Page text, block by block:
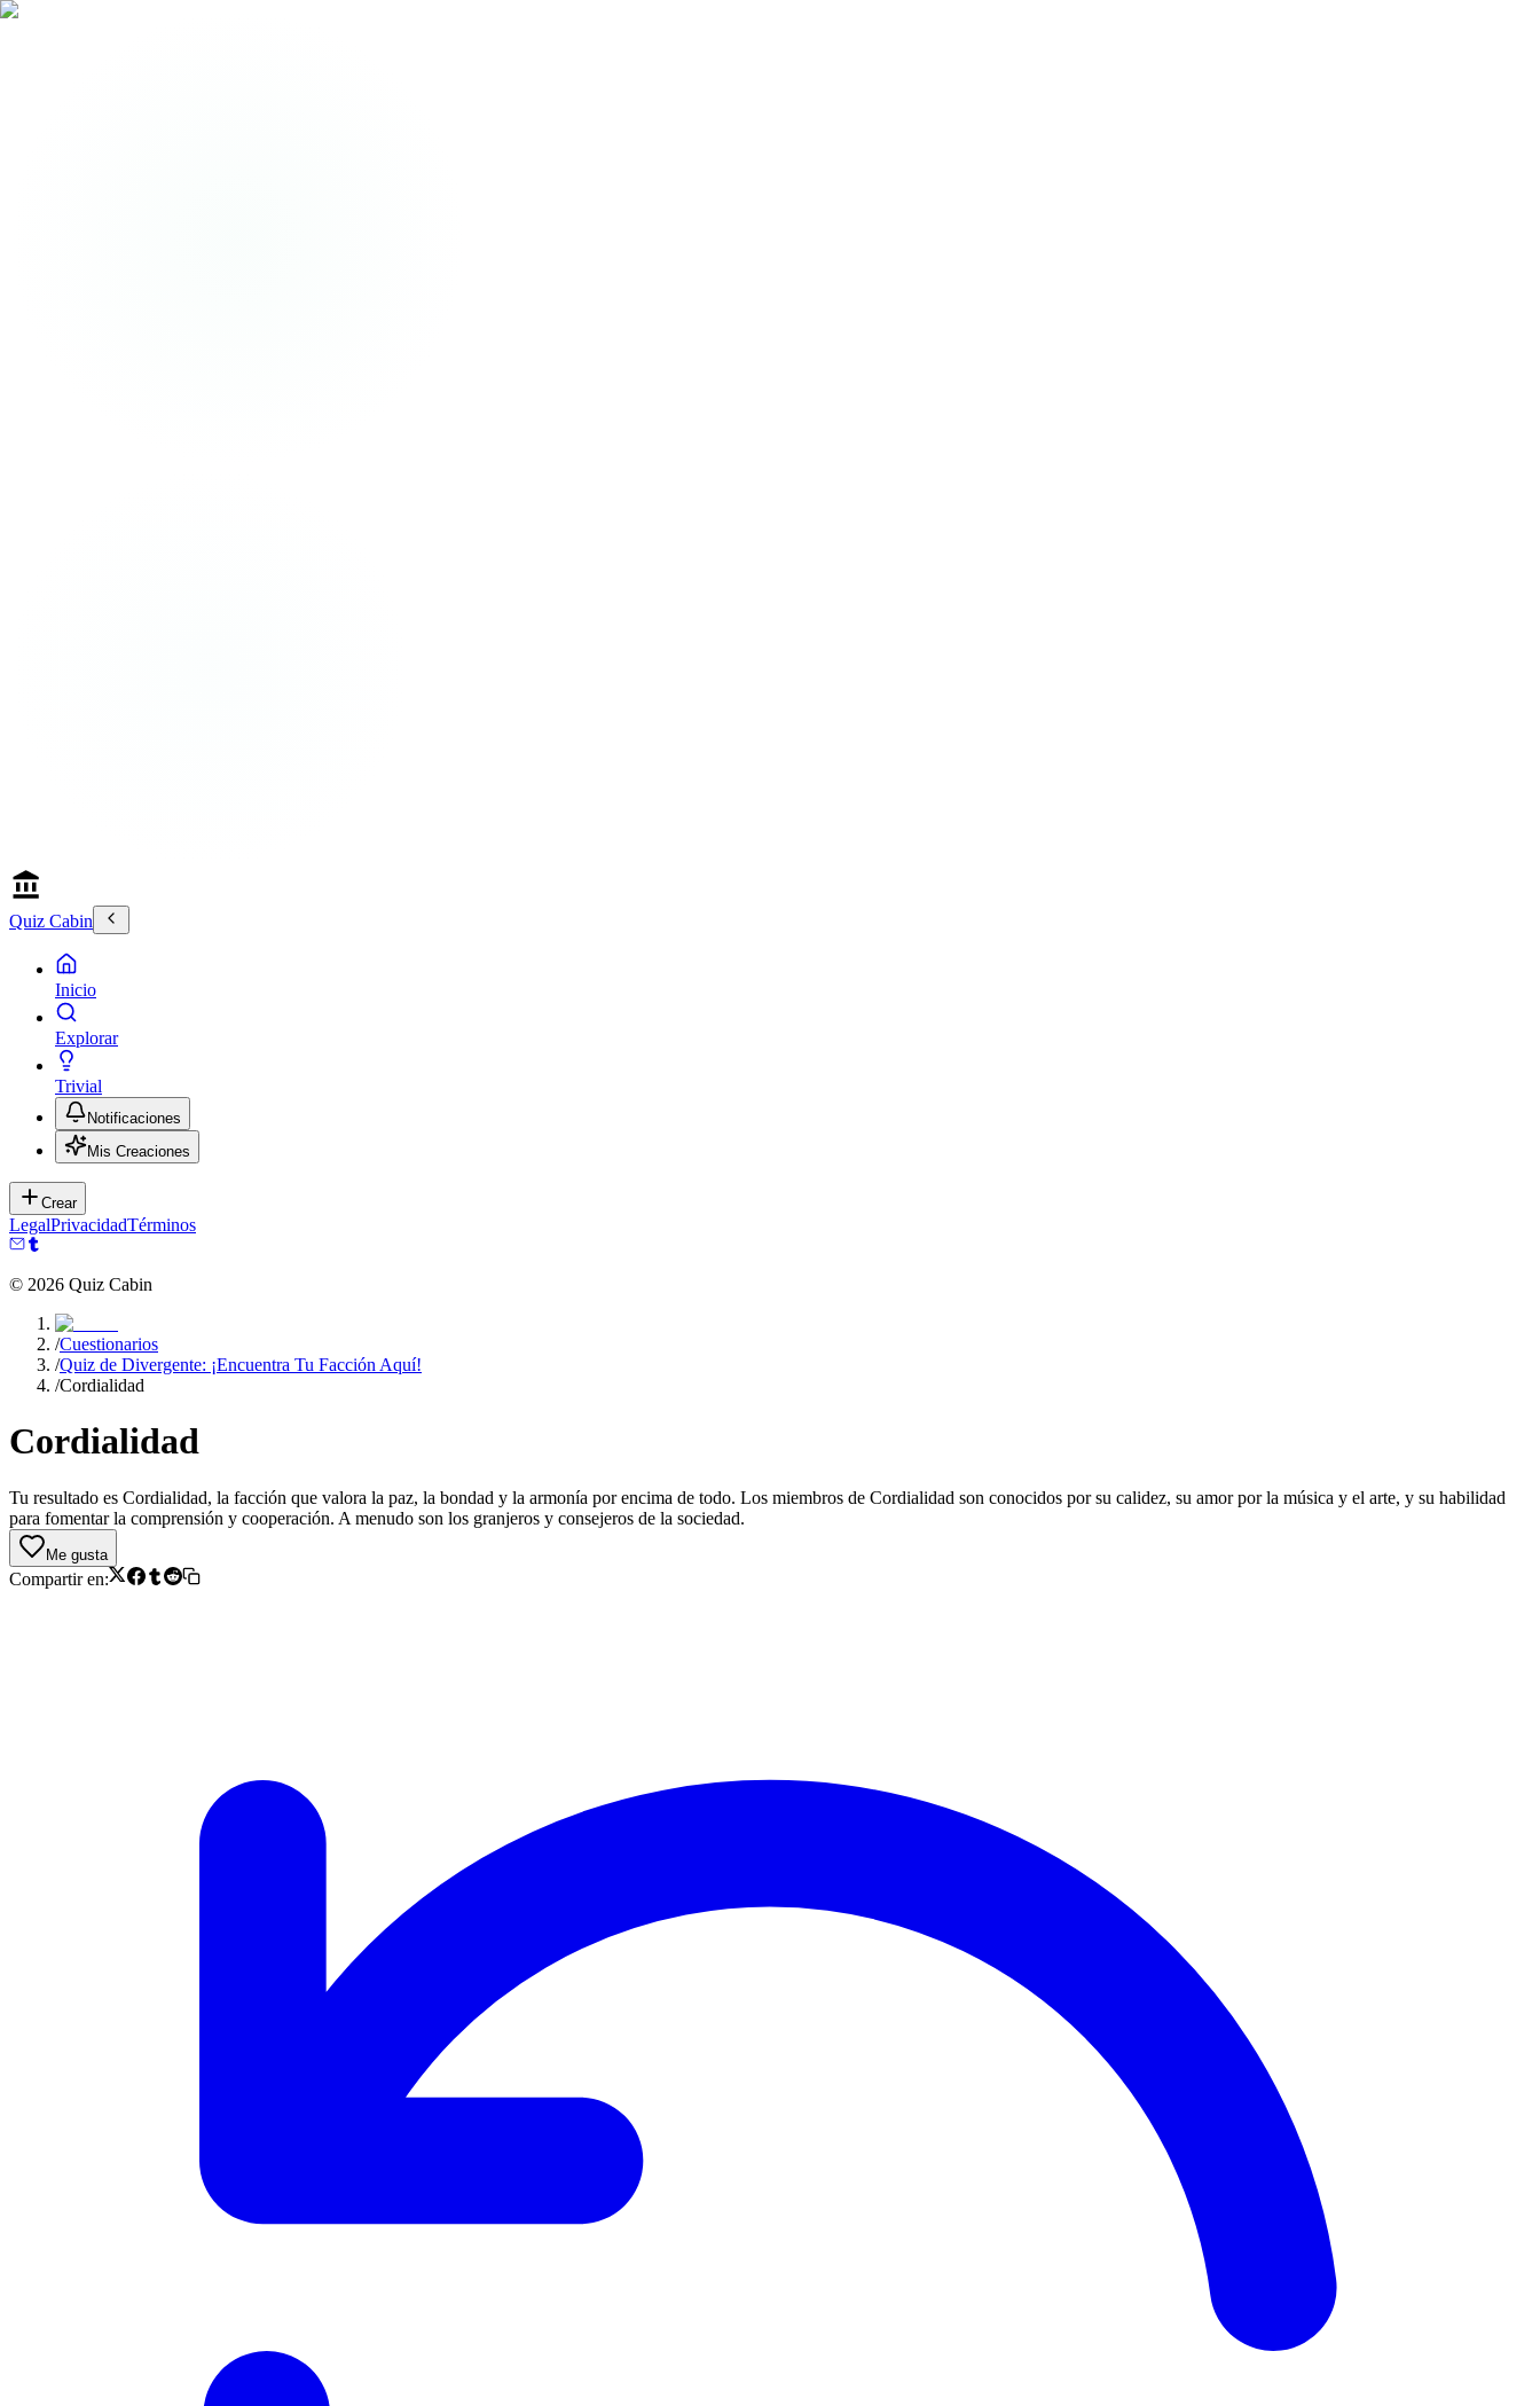
Quiz Cabin
Inicio
Explorar
Trivial
Notificaciones
Mis Creaciones
Crear
LegalPrivacidadTérminos
© 2026 Quiz Cabin
/Cuestionarios
/Quiz de Divergente: ¡Encuentra Tu Facción Aquí!
/Cordialidad
Cordialidad
Tu resultado es Cordialidad, la facción que valora la paz, la bondad y la armonía por encima de todo. Los miembros de Cordialidad son conocidos por su calidez, su amor por la música y el arte, y su habilidad
para fomentar la comprensión y cooperación. A menudo son los granjeros y consejeros de la sociedad.
Me gusta
Compartir en: